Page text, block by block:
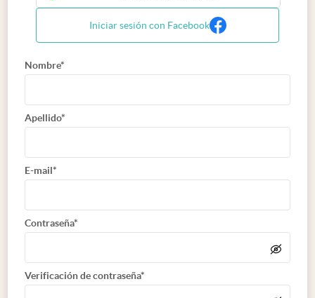
Iniciar sesión con Facebook
Nombre*
Apellido*
E-mail*
Contraseña*
Verificación de contraseña*